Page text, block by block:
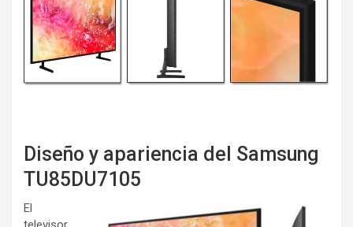
Diseño y apariencia del Samsung
TU85DU7105
El